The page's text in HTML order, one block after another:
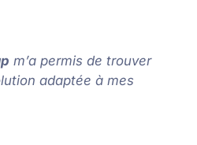
m’a permis de trouver
adaptée à mes